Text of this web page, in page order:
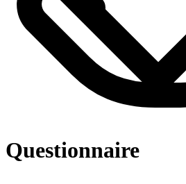
Questionnaire